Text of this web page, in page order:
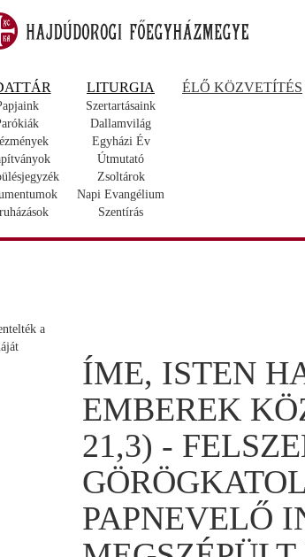
LITURGIA
Szertartásaink
Dallamvilág
Egyházi Év
Útmutató
Zsoltárok
Napi Evangélium
Szentírás
ÉLŐ KÖZVETÍTÉS
ÍME, ISTEN
EMBEREK
21,3) -
PAPNEVELŐ